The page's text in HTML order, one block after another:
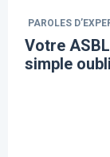
PAROLES
Votre
simple